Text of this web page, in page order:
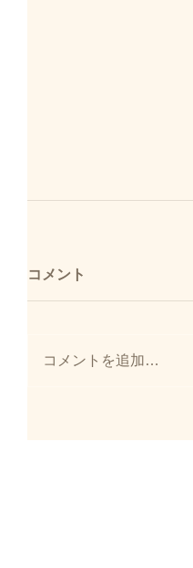
コメント
コメントを追加…